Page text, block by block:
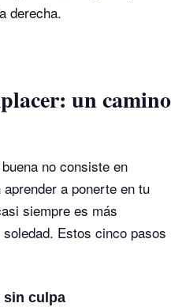
derecha.
un camino
no consiste en
a ponerte en tu
siempre es más
Estos cinco pasos
sin culpa